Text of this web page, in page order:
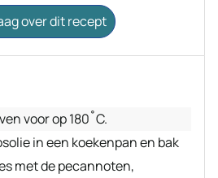
over dit recept
voor op 180˚C.
in een koekenpan en bak
met de pecannoten,